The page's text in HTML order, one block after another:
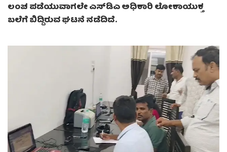
ಲಂಚ ಪಡೆಯುವಾಗಲೇ ಎಸ್‌ಡಿಎ ಅಧಿಕಾರಿ ಲೋಕಾಯುಕ್ತ
ಬಲೆಗೆ ಬಿದ್ದಿರುವ ಘಟನೆ ನಡೆದಿದೆ.